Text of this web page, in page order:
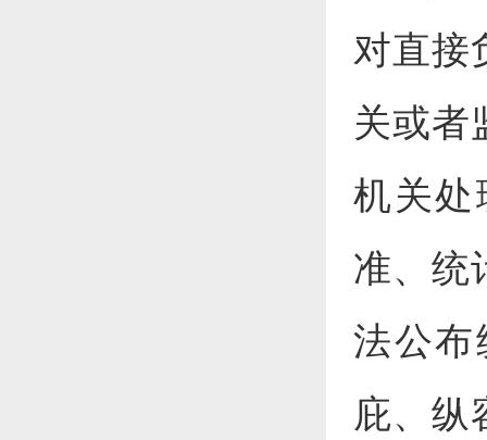
对直接
关或者
机关处
准、统
法公布
庇、纵